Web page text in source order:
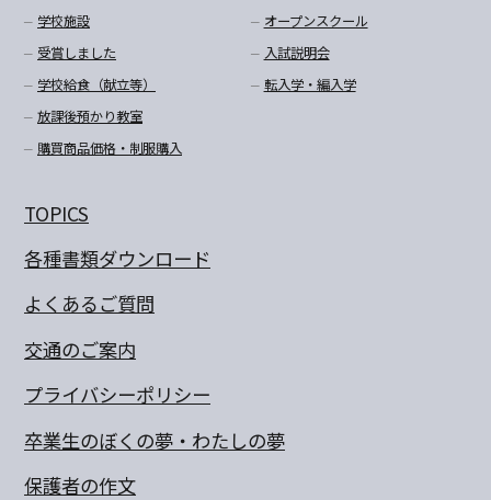
学校施設
受賞しました
学校給食（献立等）
放課後預かり教室
購買商品価格・制服購入
オープンスクール
入試説明会
転入学・編入学
TOPICS
各種書類ダウンロード
よくあるご質問
交通のご案内
プライバシーポリシー
卒業生のぼくの夢・わたしの夢
保護者の作文